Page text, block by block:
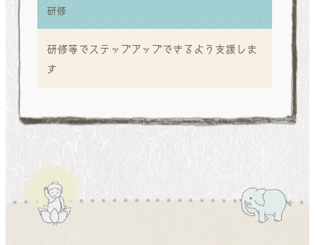
研修
研修等でステップアップできるよう支援しま
す